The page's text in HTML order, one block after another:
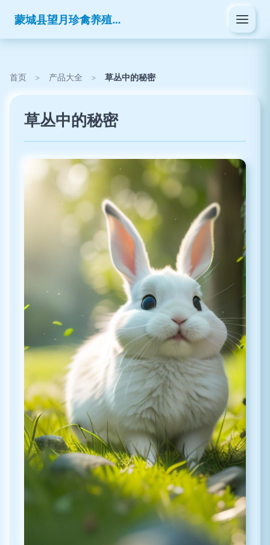
蒙城县望月珍禽养殖有限公司
首页 > 产品大全 > 草丛中的秘密
草丛中的秘密